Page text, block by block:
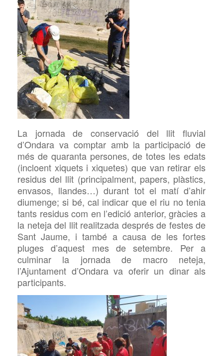
La jornada de conservació del llit fluvial
d’Ondara va comptar amb la participació de
més de quaranta persones, de totes les edats
(incloent xiquets i xiquetes) que van retirar els
residus del llit (principalment, papers, plàstics,
envasos, llandes…) durant tot el matí d’ahir
diumenge; si bé, cal indicar que el riu no tenia
tants residus com en l’edició anterior, gràcies a
la neteja del llit realitzada després de festes de
Sant Jaume, i també a causa de les fortes
pluges d’aquest mes de setembre. Per a
culminar la jornada de macro neteja,
l’Ajuntament d’Ondara va oferir un dinar als
participants.